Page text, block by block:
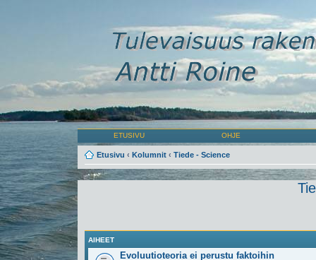
ETUSIVU OHJE
Etusivu ‹ Kolumnit ‹ Tiede - Science
AIHEET
Evoluutioteoria ei perustu faktoihin